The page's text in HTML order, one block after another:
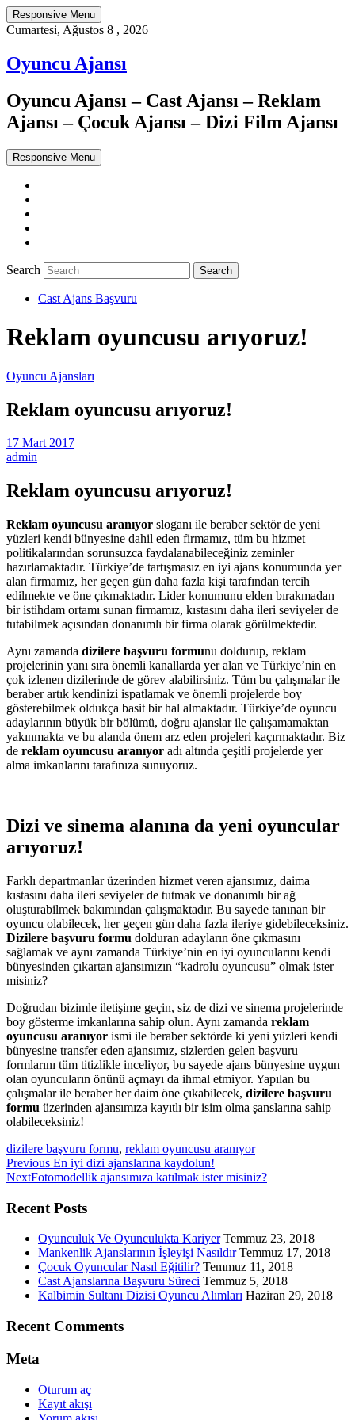
Responsive Menu
Cumartesi, Ağustos 8 , 2026
Oyuncu Ajansı
Oyuncu Ajansı – Cast Ajansı – Reklam
Ajansı – Çocuk Ajansı – Dizi Film Ajansı
Responsive Menu
Search
Cast Ajans Başvuru
Reklam oyuncusu arıyoruz!
Oyuncu Ajansları
Reklam oyuncusu arıyoruz!
17 Mart 2017
admin
Reklam oyuncusu arıyoruz!
Reklam oyuncusu aranıyor sloganı ile beraber sektör de yeni
yüzleri kendi bünyesine dahil eden firmamız, tüm bu hizmet
politikalarından sorunsuzca faydalanabileceğiniz zeminler
hazırlamaktadır. Türkiye’de tartışmasız en iyi ajans konumunda yer
alan firmamız, her geçen gün daha fazla kişi tarafından tercih
edilmekte ve öne çıkmaktadır. Lider konumunu elden bırakmadan
bir istihdam ortamı sunan firmamız, kıstasını daha ileri seviyeler de
tutabilmek açısından donanımlı bir firma olarak görülmektedir.
Aynı zamanda dizilere başvuru formunu doldurup, reklam
projelerinin yanı sıra önemli kanallarda yer alan ve Türkiye’nin en
çok izlenen dizilerinde de görev alabilirsiniz. Tüm bu çalışmalar ile
beraber artık kendinizi ispatlamak ve önemli projelerde boy
gösterebilmek oldukça basit bir hal almaktadır. Türkiye’de oyuncu
adaylarının büyük bir bölümü, doğru ajanslar ile çalışamamaktan
yakınmakta ve bu alanda önem arz eden projeleri kaçırmaktadır. Biz
de reklam oyuncusu aranıyor adı altında çeşitli projelerde yer
alma imkanlarını tarafınıza sunuyoruz.
Dizi ve sinema alanına da yeni oyuncular
arıyoruz!
Farklı departmanlar üzerinden hizmet veren ajansımız, daima
kıstasını daha ileri seviyeler de tutmak ve donanımlı bir ağ
oluşturabilmek bakımından çalışmaktadır. Bu sayede tanınan bir
oyuncu olabilecek, her geçen gün daha fazla ileriye gidebileceksiniz.
Dizilere başvuru formu dolduran adayların öne çıkmasını
sağlamak ve aynı zamanda Türkiye’nin en iyi oyuncularını kendi
bünyesinden çıkartan ajansımızın “kadrolu oyuncusu” olmak ister
misiniz?
Doğrudan bizimle iletişime geçin, siz de dizi ve sinema projelerinde
boy gösterme imkanlarına sahip olun. Aynı zamanda reklam
oyuncusu aranıyor ismi ile beraber sektörde ki yeni yüzleri kendi
bünyesine transfer eden ajansımız, sizlerden gelen başvuru
formlarını tüm titizlikle inceliyor, bu sayede ajans bünyesine uygun
olan oyuncuların önünü açmayı da ihmal etmiyor. Yapılan bu
çalışmalar ile beraber her daim öne çıkabilecek, dizilere başvuru
formu üzerinden ajansımıza kayıtlı bir isim olma şanslarına sahip
olabileceksiniz!
dizilere başvuru formu, reklam oyuncusu aranıyor
PreviousPrevious
post:
En iyi dizi ajanslarına kaydolun!
NextNext
Fotomodellik ajansımıza katılmak ister misiniz?
Recent Posts
Oyunculuk Ve Oyunculukta Kariyer Temmuz 23, 2018
Mankenlik Ajanslarının İşleyişi Nasıldır Temmuz 17, 2018
Çocuk Oyuncular Nasıl Eğitilir? Temmuz 11, 2018
Cast Ajanslarına Başvuru Süreci Temmuz 5, 2018
Kalbimin Sultanı Dizisi Oyuncu Alımları Haziran 29, 2018
Recent Comments
Meta
Oturum aç
Kayıt akışı